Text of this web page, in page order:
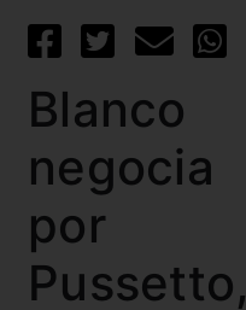
Blanco
negocia
por
Pussetto,